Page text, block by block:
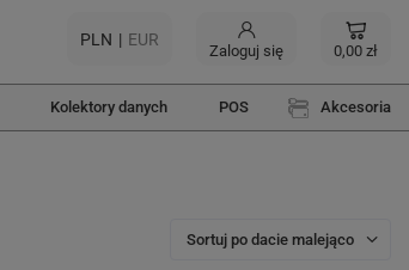
PLN EUR
Zaloguj się 0,00 zł
Kolektory danych POS Akcesoria
Sortuj po dacie malejąco